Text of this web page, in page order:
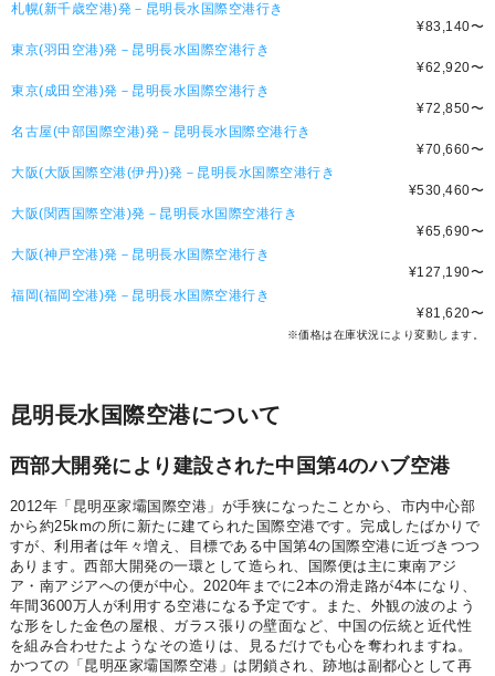
札幌(新千歳空港)発－昆明長水国際空港行き
¥83,140〜
東京(羽田空港)発－昆明長水国際空港行き
¥62,920〜
東京(成田空港)発－昆明長水国際空港行き
¥72,850〜
名古屋(中部国際空港)発－昆明長水国際空港行き
¥70,660〜
大阪(大阪国際空港(伊丹))発－昆明長水国際空港行き
¥530,460〜
大阪(関西国際空港)発－昆明長水国際空港行き
¥65,690〜
大阪(神戸空港)発－昆明長水国際空港行き
¥127,190〜
福岡(福岡空港)発－昆明長水国際空港行き
¥81,620〜
※価格は在庫状況により変動します。
昆明長水国際空港について
西部大開発により建設された中国第4のハブ空港
2012年「昆明巫家壩国際空港」が手狭になったことから、市内中心部
から約25kmの所に新たに建てられた国際空港です。完成したばかりで
すが、利用者は年々増え、目標である中国第4の国際空港に近づきつつ
あります。西部大開発の一環として造られ、国際便は主に東南アジ
ア・南アジアへの便が中心。2020年までに2本の滑走路が4本になり、
年間3600万人が利用する空港になる予定です。また、外観の波のよう
な形をした金色の屋根、ガラス張りの壁面など、中国の伝統と近代性
を組み合わせたようなその造りは、見るだけでも心を奪われますね。
かつての「昆明巫家壩国際空港」は閉鎖され、跡地は副都心として再